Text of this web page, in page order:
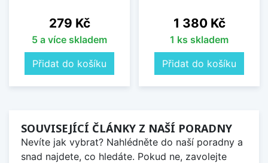
Cena
279 Kč
5 a více skladem
Přidat do košíku
Cena
1 380 Kč
1 ks skladem
Přidat do košíku
SOUVISEJÍCÍ ČLÁNKY Z NAŠÍ PORADNY
Nevíte jak vybrat? Nahlédněte do naší poradny a
snad najdete, co hledáte. Pokud ne, zavolejte